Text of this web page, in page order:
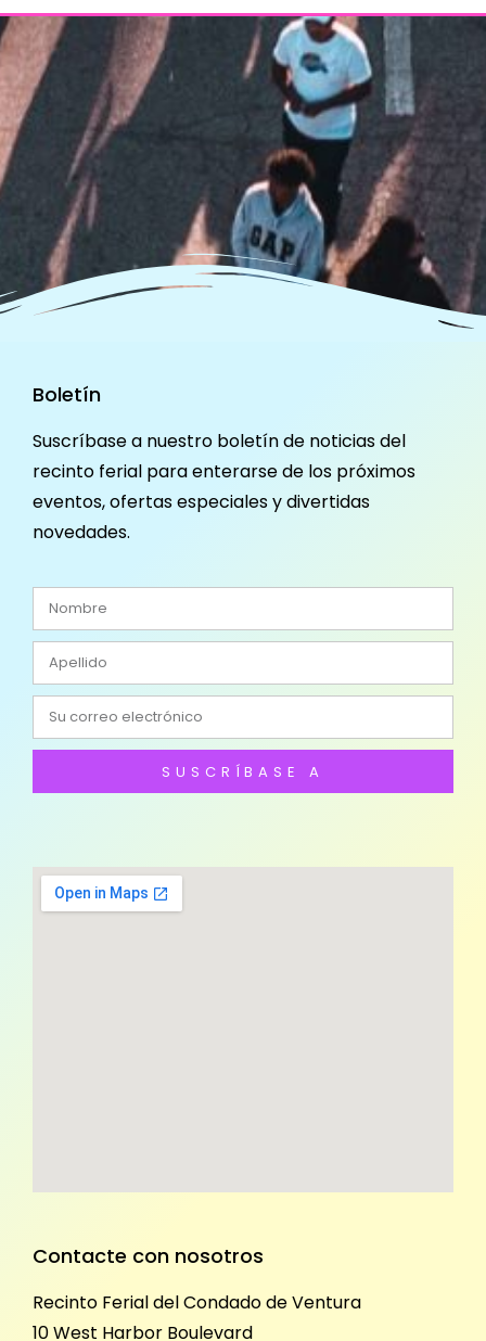
Boletín
Suscríbase a nuestro boletín de noticias del
recinto ferial para enterarse de los próximos
eventos, ofertas especiales y divertidas
novedades.
SUSCRÍBASE A
Contacte con nosotros
Recinto Ferial del Condado de Ventura
10 West Harbor Boulevard